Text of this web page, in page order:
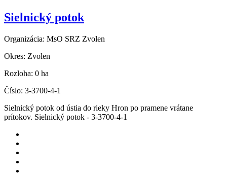
Sielnický potok
Organizácia: MsO SRZ Zvolen
Okres: Zvolen
Rozloha: 0 ha
Číslo: 3-3700-4-1
Sielnický potok od ústia do rieky Hron po pramene vrátane
prítokov. Sielnický potok - 3-3700-4-1